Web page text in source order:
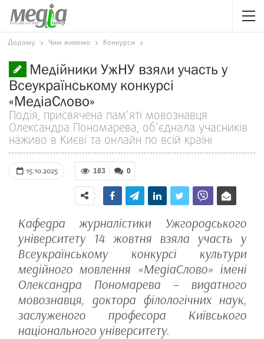
Додому Чим живемо Конкурси
Медійники УжНУ взяли участь у
Всеукраїнському конкурсі
«МедіаСлово»
Подія, присвячена пам’яті мовознавця
Олександра Пономарева, об’єднала учасників
наживо в Києві та онлайн по всій країні
15.10.2025 0
183
Кафедра журналістики Ужгородського
університету 14 жовтня взяла участь у
Всеукраїнському конкурсі культури
медійного мовлення «МедіаСлово» імені
Олександра Пономарева – видатного
мовознавця, доктора філологічних наук,
заслуженого професора Київського
національного університету.